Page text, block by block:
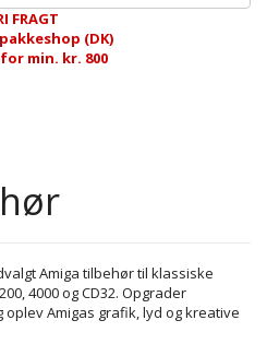
FRAGT
(DK)
min. kr. 800
Amiga tilbehør til klassiske
4000 og CD32. Opgrader
Amigas grafik, lyd og kreative